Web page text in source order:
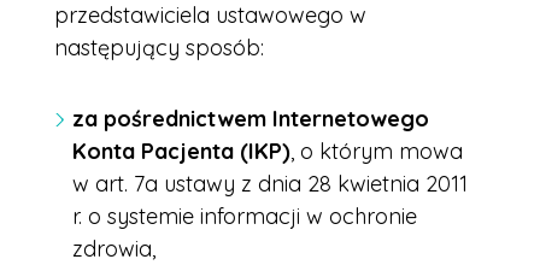
przedstawiciela ustawowego w
następujący sposób:
za pośrednictwem Internetowego
Konta Pacjenta (IKP), o którym mowa
w art. 7a ustawy z dnia 28 kwietnia 2011
r. o systemie informacji w ochronie
zdrowia,